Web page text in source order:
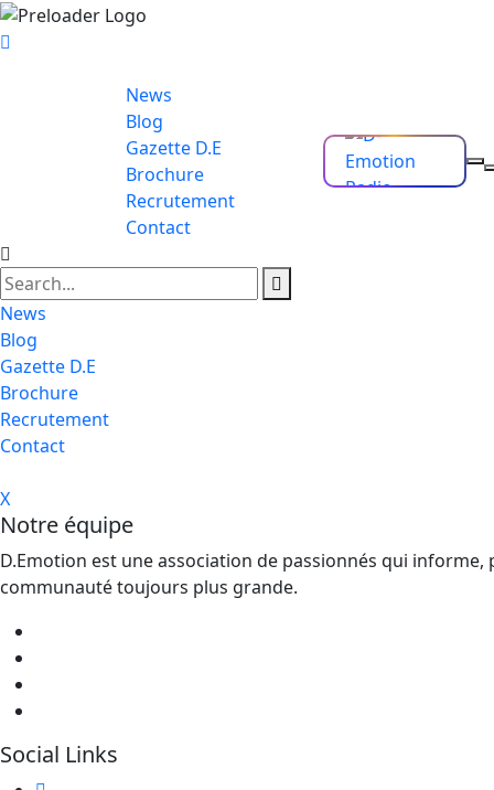
News
Blog
Gazette D.E
Brochure
Recrutement
Contact
News
Blog
Gazette D.E
Brochure
Recrutement
Contact
X
Notre équipe
D.Emotion est une association de passionnés qui
communauté toujours plus grande.
Social Links